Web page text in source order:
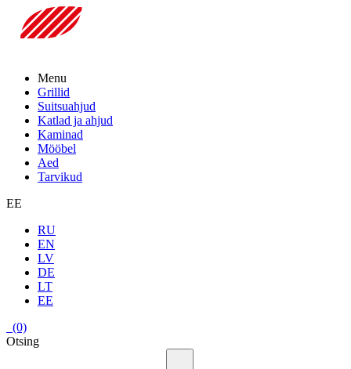
Menu
Grillid
Suitsuahjud
Katlad ja ahjud
Kaminad
Mööbel
Aed
Tarvikud
EE
RU
EN
LV
DE
LT
EE
(0)
Otsing